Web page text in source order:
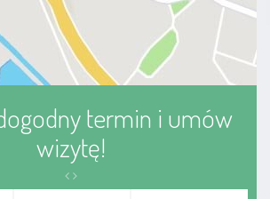
termin i umów
wizytę!